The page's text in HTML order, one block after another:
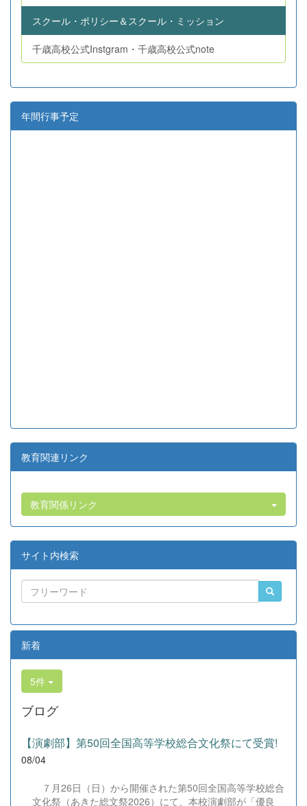
スクール・ポリシー＆スクール・ミッション
千歳高校公式Instgram・千歳高校公式note
年間行事予定
教育関連リンク
教育関係リンク
サイト内検索
新着
5件
ブログ
【演劇部】第50回全国高等学校総合文化祭にて受賞!
08/04
７月26日（日）から開催された第50回全国高等学校総合
文化祭（あきた総文祭2026）にて、本校演劇部が「優良